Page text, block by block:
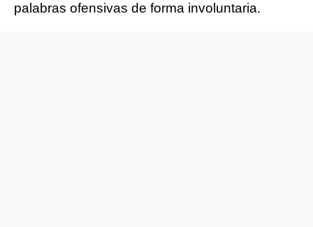
palabras ofensivas de forma involuntaria.